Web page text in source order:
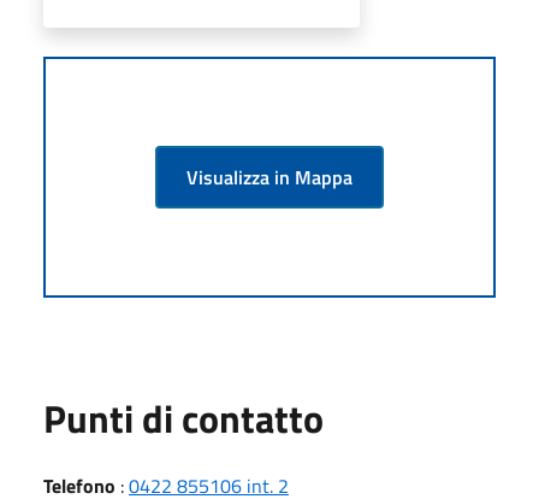
Visualizza in Mappa
Punti di contatto
Telefono :0422 855106 int. 2